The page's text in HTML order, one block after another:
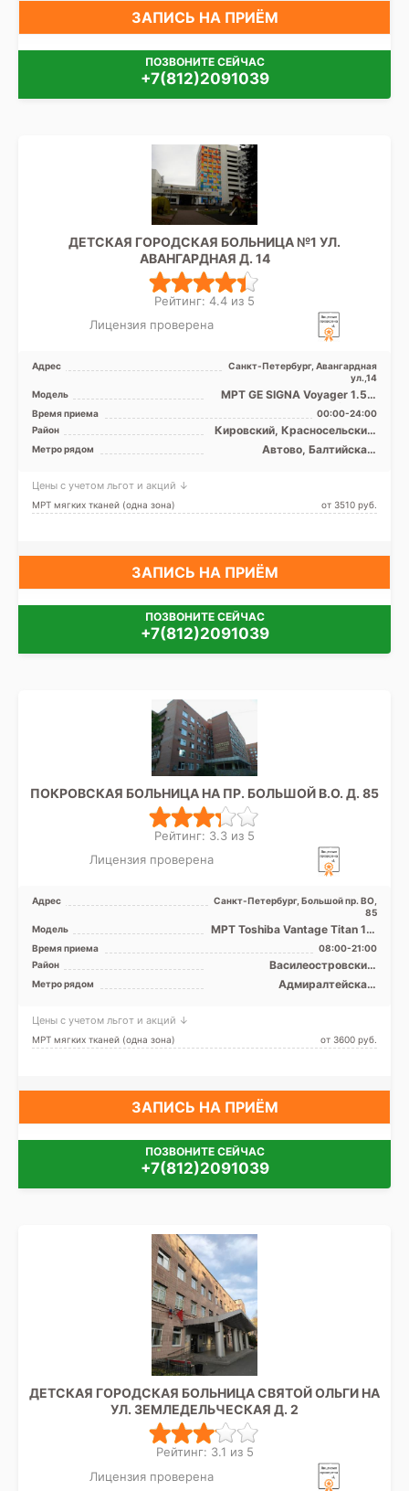
ЗАПИСЬ НА ПРИЁМ
ПОЗВОНИТЕ СЕЙЧАС
+7(812)2091039
ДЕТСКАЯ ГОРОДСКАЯ БОЛЬНИЦА №1 УЛ.
АВАНГАРДНАЯ Д. 14
Рейтинг: 4.4 из 5
Лицензия проверена
Адрес
Санкт-Петербург, Авангардная
ул.,14
Модель
МРТ GE SIGNA Voyager 1.5 Т
закрытого типа, КТ Siemens
Somatom Difiniti ...
Время приема
00:00-24:00
Район
Кировский, Красносельский,
Московский,
Петродворцовый, Лен.
Метро рядом
Автово, Балтийская,
Цены с учетом льгот и акций ↓
МРТ мягких тканей (одна зона) от 3510 pуб.
ЗАПИСЬ НА ПРИЁМ
ПОЗВОНИТЕ СЕЙЧАС
+7(812)2091039
ПОКРОВСКАЯ БОЛЬНИЦА НА ПР. БОЛЬШОЙ В.О. Д. 85
Рейтинг: 3.3 из 5
Лицензия проверена
Адрес
Санкт-Петербург, Большой пр. ВО,
85
Модель
МРТ Toshiba Vantage Titan 1.5
T закрытый тип, КТ Siemens
Somatom AR.SP ...
Время приема
08:00-21:00
Район
Василеостровский,
Петроградский, Приморский,
Адмиралтейский
Метро рядом
Адмиралтейская,
Зенит (ранее
Новокрестовская)
Цены с учетом льгот и акций ↓
МРТ мягких тканей (одна зона) от 3600 pуб.
ЗАПИСЬ НА ПРИЁМ
ПОЗВОНИТЕ СЕЙЧАС
+7(812)2091039
ДЕТСКАЯ ГОРОДСКАЯ БОЛЬНИЦА СВЯТОЙ ОЛЬГИ НА
УЛ. ЗЕМЛЕДЕЛЬЧЕСКАЯ Д. 2
Рейтинг: 3.1 из 5
Лицензия проверена